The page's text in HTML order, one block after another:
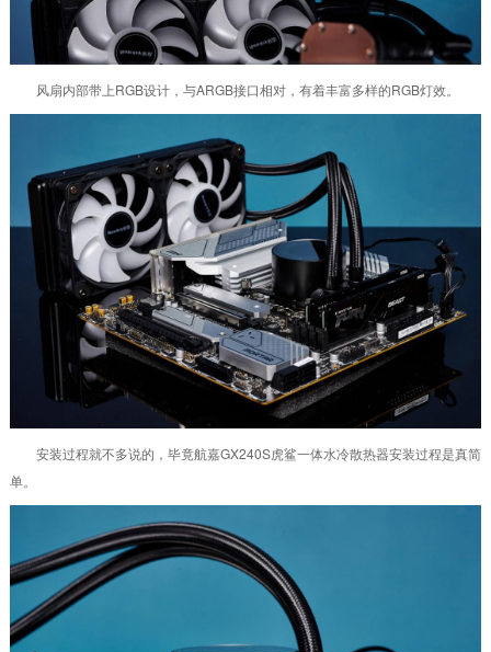
风扇内部带上RGB设计，与ARGB接口相对，有着丰富多样的RGB灯效。
安装过程就不多说的，毕竟航嘉GX240S虎鲨一体水冷散热器安装过程是真简
单。